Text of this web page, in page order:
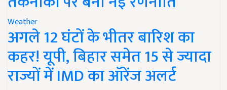
Weather
अगले 12 घंटों के भीतर बारिश का
कहर! यूपी, बिहार समेत 15 से ज्यादा
राज्यों में IMD का ऑरेंज अलर्ट